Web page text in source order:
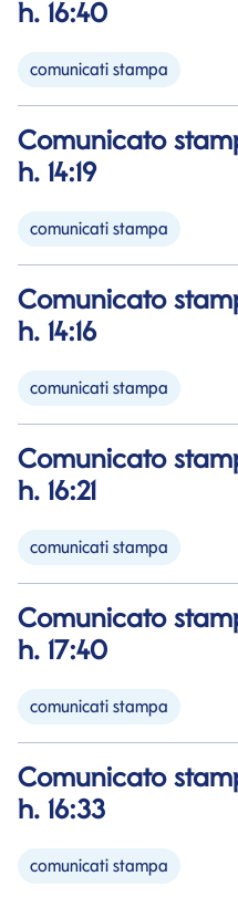
h. 16:40
comunicati stampa
Comunicato
h. 14:19
comunicati stampa
Comunicato
h. 14:16
comunicati stampa
Comunicato
h. 16:21
comunicati stampa
Comunicato
h. 17:40
comunicati stampa
Comunicato
h. 16:33
comunicati stampa